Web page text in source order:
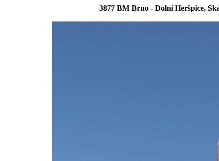
3877 BM Brno - Dolní Heršpice,